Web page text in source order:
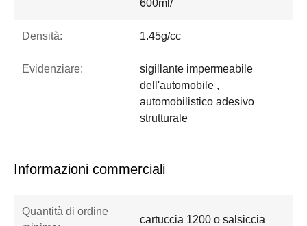
600ml/
Densità: 1.45g/cc
Evidenziare:
sigillante impermeabile
dell'automobile ,
automobilistico adesivo
strutturale
Informazioni commerciali
Quantità di ordine
cartuccia 1200 o salsiccia